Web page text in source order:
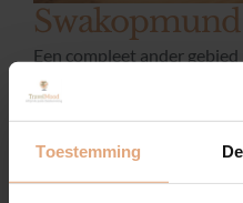
Toestemming
Swakopmund
Een compleet ander
Swakopmund. Dit is de
Hier kunt u genieten van